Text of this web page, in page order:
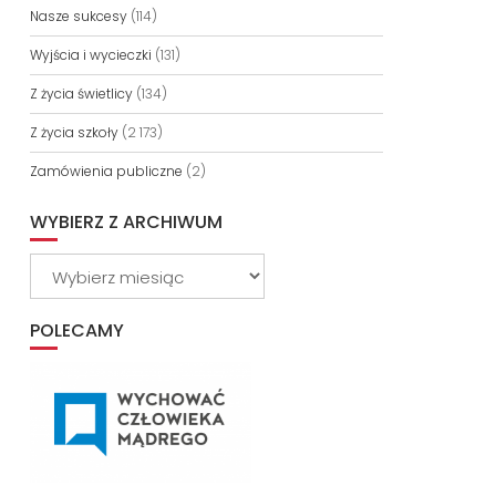
Nasze sukcesy(114)
Wyjścia i wycieczki (131)
Z życia świetlicy(134)
Z życia szkoły(2 173)
Zamówienia publiczne (2)
WYBIERZ Z ARCHIWUM
POLECAMY